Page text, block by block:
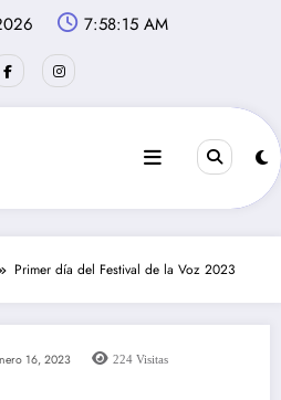
7:58:16 AM
Primer día del Festival de la Voz 2023
16, 2023 224 Visitas